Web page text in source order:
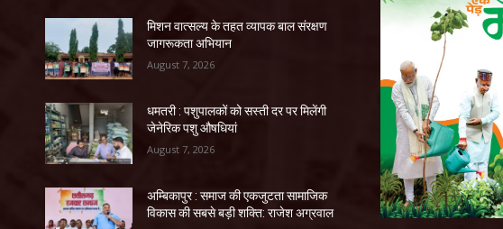
मिशन वात्सल्य के तहत व्यापक बाल संरक्षण
जागरूकता अभियान
August 7, 2026
धमतरी : पशुपालकों को सस्ती दर पर मिलेंगी
जेनेरिक पशु औषधियां
August 7, 2026
अम्बिकापुर : समाज की एकजुटता सामाजिक
विकास की सबसे बड़ी शक्ति: राजेश अग्रवाल